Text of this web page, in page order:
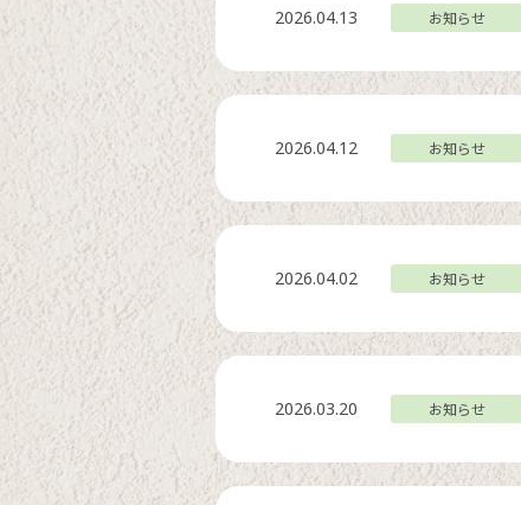
2026.04.13 お知らせ
2026.04.12 お知らせ
2026.04.02 お知らせ
2026.03.20 お知らせ